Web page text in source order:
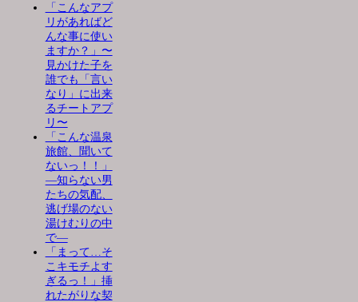
「こんなアプ
リがあればど
んな事に使い
ますか？」〜
見かけた子を
誰でも「言い
なり」に出来
るチートアプ
リ〜
「こんな温泉
旅館、聞いて
ないっ！！」
―知らない男
たちの気配、
逃げ場のない
湯けむりの中
で―
「まって…そ
こキモチよす
ぎるっ！」挿
れたがりな契